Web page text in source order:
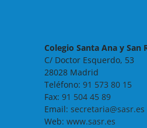
Colegio Santa Ana y San
C/ Doctor Esquerdo, 53
28028 Madrid
Teléfono:91 573 80 15
Fax:91 504 45 89
Email:secretaria@sasr.es
Web:www.sasr.es